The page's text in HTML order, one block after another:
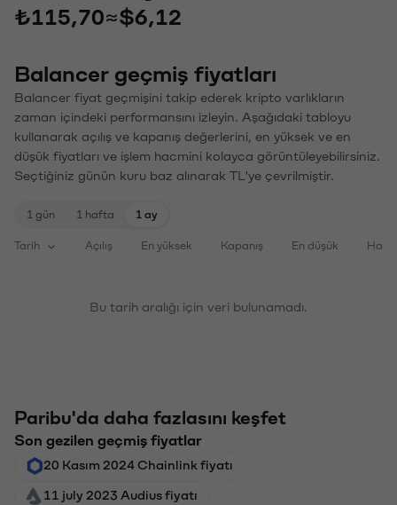
₺115,70≈$6,12
Balancer geçmiş fiyatları
Balancer fiyat geçmişini takip ederek kripto varlıkların
zaman içindeki performansını izleyin. Aşağıdaki tabloyu
kullanarak açılış ve kapanış değerlerini, en yüksek ve en
düşük fiyatları ve işlem hacmini kolayca görüntüleyebilirsiniz.
Seçtiğiniz günün kuru baz alınarak TL'ye çevrilmiştir.
1 gün 1 hafta 1 ay
Tarih Açılış En yüksek Kapanış En düşük
Bu tarih aralığı için veri bulunamadı.
Paribu'da daha fazlasını keşfet
Son gezilen geçmiş fiyatlar
20 Kasım 2024 Chainlink fiyatı
11 july 2023 Audius fiyatı